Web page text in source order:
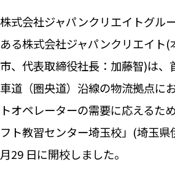
株式会社ジャパンクリエイトグル
ある株式会社ジャパンクリエイト
市、代表取締役社長：加藤智)は、
車道（圏央道）沿線の物流拠点に
トオペレーターの需要に応えるた
フト教習センター埼玉校」(埼玉県
月29 日に開校しました。